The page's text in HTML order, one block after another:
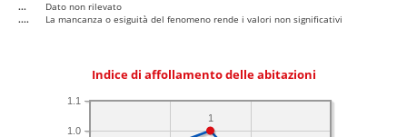
...
Dato non rilevato
....
La mancanza o esiguità del fenomeno rende i valori non significativi
Indice di affollamento delle abitazioni
1.0
1.1
1